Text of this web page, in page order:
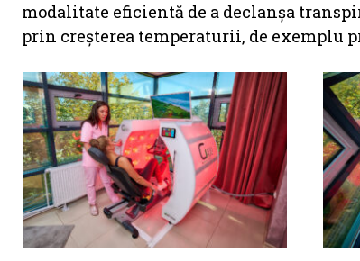
modalitate eficientă de a declanșa
prin creșterea temperaturii, de